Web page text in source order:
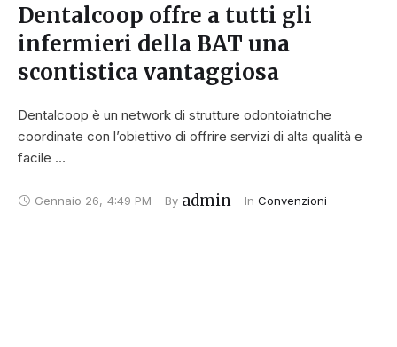
Dentalcoop offre a tutti gli
infermieri della BAT una
scontistica vantaggiosa
Dentalcoop è un network di strutture odontoiatriche
coordinate con l’obiettivo di offrire servizi di alta qualità e
facile …
Gennaio 26, 4:49 PM By admin In Convenzioni